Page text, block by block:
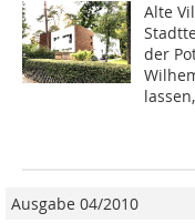
Alte
der
Ausgabe 04/2010